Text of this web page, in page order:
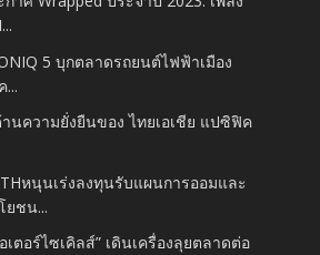
5 บุกตลาดรถยนต์ไฟฟ้าเมือง
...
นความยั่งยืนของ ไทยเอเชีย แปซิฟิค
หนุนเร่งลงทุนรับแผนการออมและ
ยชน...
เตอร์ไซเคิลส์” เดินเครื่องลุยตลาดต่อ